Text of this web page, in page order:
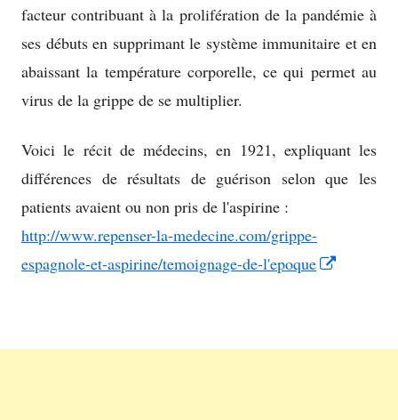
facteur contribuant à la prolifération de la pandémie à
ses débuts en supprimant le système immunitaire et en
abaissant la température corporelle, ce qui permet au
virus de la grippe de se multiplier.
Voici le récit de médecins, en 1921, expliquant les
différences de résultats de guérison selon que les
patients avaient ou non pris de l'aspirine :
http://www.repenser-la-medecine.com/grippe-
espagnole-et-aspirine/temoignage-de-l'epoque
new